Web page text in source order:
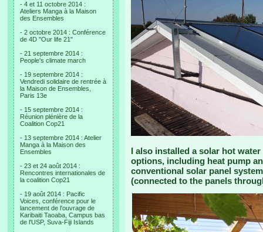
- 4 et 11 octobre 2014 :
Ateliers Manga à la Maison
des Ensembles
- 2 octobre 2014 : Conférence
de 4D "Our life 21"
- 21 septembre 2014 :
People's climate march
- 19 septembre 2014 :
Vendredi solidaire de rentrée à
la Maison de Ensembles,
Paris 13e
- 15 septembre 2014 :
Réunion plénière de la
Coalition Cop21
- 13 septembre 2014 : Atelier
Manga à la Maison des
Ensembles
- 23 et 24 août 2014 :
Rencontres internationales de
la coalition Cop21
- 19 août 2014 : Pacific
Voices, conférence pour le
lancement de l'ouvrage de
Karibaiti Taoaba, Campus bas
de l'USP, Suva-Fiji Islands
I also installed a solar hot
options, including heat pump
conventional solar panel
(connected to the panels